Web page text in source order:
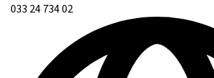
033 24 734 02